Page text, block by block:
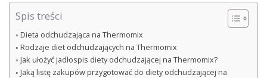
Spis treści
Dieta odchudzająca na Thermomix
Rodzaje diet odchudzających na Thermomix
Jak ułożyć jadłospis diety odchudzającej na Thermomix?
Jaką listę zakupów przygotować do diety odchudzającej na